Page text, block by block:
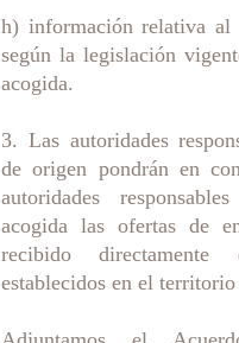
h) información relativa al
según la legislación
acogida.
3. Las autoridades
de origen pondrán en
autoridades
acogida las ofertas de
recibido directamente
establecidos en el territorio